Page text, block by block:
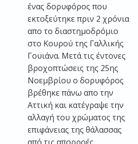
ένας δορυφόρος που
εκτοξεύτηκε πριν 2 χρόνια
απο το διαστημοδρόμιο
στο Κουρού της Γαλλικής
Γουιάνα. Μετά τις έντονες
βροχοπτώσεις της 25ης
Νοεμβρίου ο δορυφόρος
βρέθηκε πάνω απο την
Αττική και κατέγραψε την
αλλαγή του χρώματος της
επιφάνειας της θάλασσας